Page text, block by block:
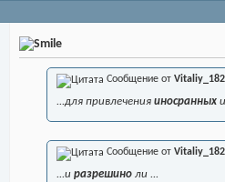
Сообщение от Vitaliy_182
...для привлечения иносранных
Сообщение от Vitaliy_182
...и разрешино ли ...